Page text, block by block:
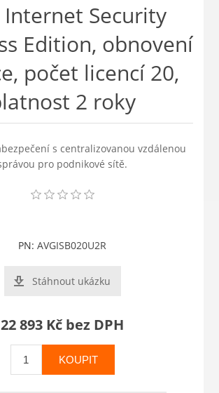
Internet Security
Edition, obnovení
počet licencí 20,
2 roky
s centralizovanou vzdálenou
pro podnikové sítě.
PN: AVGISB020U2R
Stáhnout ukázku
22 893 Kč bez DPH
KOUPIT